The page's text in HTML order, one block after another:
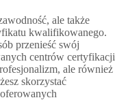
ale także
kwalifikowanego.
przenieść swój
centrów certyfikacji
ale również
skorzystać